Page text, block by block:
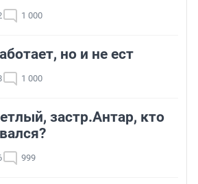
1 000
но и не ест
1 000
застр.Антар, кто
999